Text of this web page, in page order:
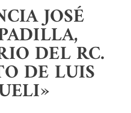
JOSÉ
DEL RC.
DE LUIS